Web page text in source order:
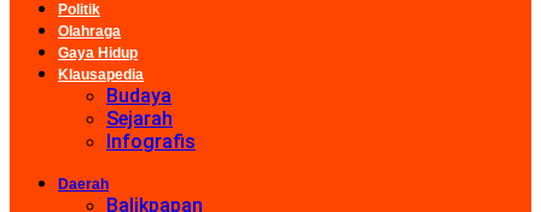
Politik
Olahraga
Gaya Hidup
Klausapedia
Budaya
Sejarah
Infografis
Daerah
Balikpapan